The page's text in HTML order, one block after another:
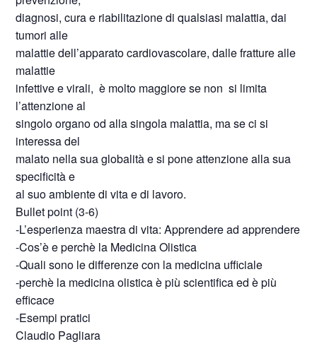
diagnosi, cura e riabilitazione di qualsiasi malattia, dai
tumori alle
malattie dell’apparato cardiovascolare, dalle fratture alle
malattie
infettive e virali, è molto maggiore se non si limita
l’attenzione al
singolo organo od alla singola malattia, ma se ci si
interessa del
malato nella sua globalità e si pone attenzione alla sua
specificità e
al suo ambiente di vita e di lavoro.
Bullet point (3-6)
-L’esperienza maestra di vita: Apprendere ad apprendere
-Cos’è e perchè la Medicina Olistica
-Quali sono le differenze con la medicina ufficiale
-perchè la medicina olistica è più scientifica ed è più
efficace
-Esempi pratici
Claudio Pagliara